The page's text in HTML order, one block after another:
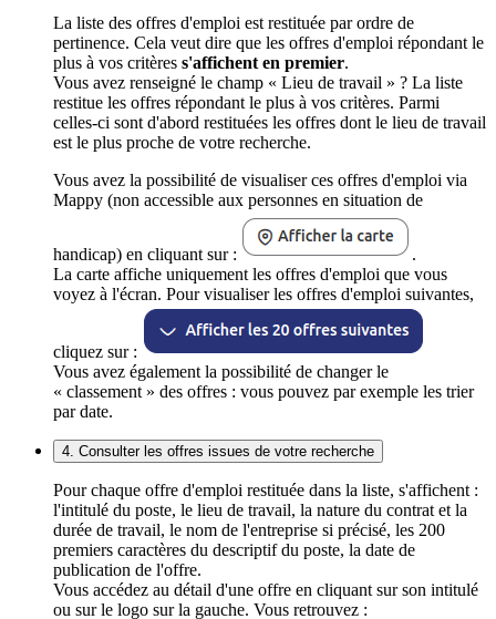
La liste des offres d'emploi est restituée par ordre de
pertinence. Cela veut dire que les offres d'emploi répondant le
plus à vos critères s'affichent en premier.
Vous avez renseigné le champ « Lieu de travail » ? La liste
restitue les offres répondant le plus à vos critères. Parmi
celles-ci sont d'abord restituées les offres dont le lieu de travail
est le plus proche de votre recherche.
Vous avez la possibilité de visualiser ces offres d'emploi via
Mappy (non accessible aux personnes en situation de
handicap) en cliquant sur :
.
La carte affiche uniquement les offres d'emploi que vous
voyez à l'écran. Pour visualiser les offres d'emploi suivantes,
cliquez sur :
Vous avez également la possibilité de changer le
« classement » des offres : vous pouvez par exemple les trier
par date.
4. Consulter les offres issues de votre recherche
Pour chaque offre d'emploi restituée dans la liste, s'affichent :
l'intitulé du poste, le lieu de travail, la nature du contrat et la
durée de travail, le nom de l'entreprise si précisé, les 200
premiers caractères du descriptif du poste, la date de
publication de l'offre.
Vous accédez au détail d'une offre en cliquant sur son intitulé
ou sur le logo sur la gauche. Vous retrouvez :